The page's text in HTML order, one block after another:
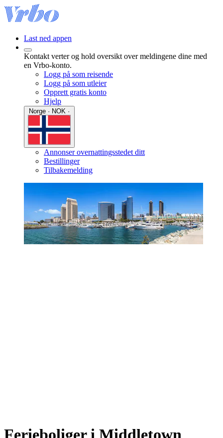
Last ned appen
Kontakt verter og hold oversikt over meldingene dine med
en Vrbo-konto.
Logg på som reisende
Logg på som utleier
Opprett gratis konto
Hjelp
Annonser overnattingsstedet ditt
Bestillinger
Tilbakemelding
Ferieboliger i Middletown